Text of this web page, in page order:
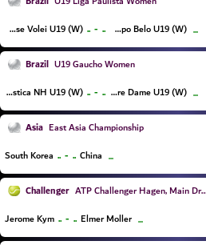
Sao Jose Volei U19 (W) .. - .. Campo Belo U19 (W) ...
Brazil U19 Gaucho Women
Ginastica NH U19 (W) .. - .. C Notre Dame U19 (W) ...
Asia East Asia Championship
South Korea .. - .. China ...
Challenger ATP Challenger Hagen, Main Draw
Jerome Kym .. - .. Elmer Moller ...